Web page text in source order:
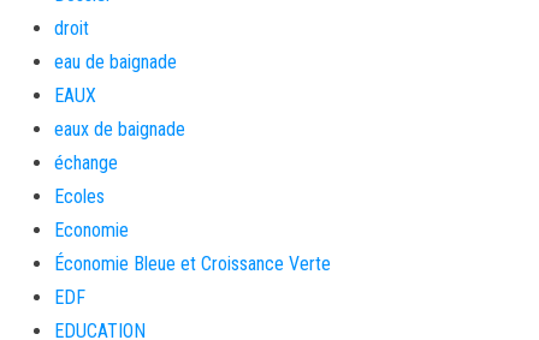
droit
eau de baignade
EAUX
eaux de baignade
échange
Ecoles
Economie
Économie Bleue et Croissance Verte
EDF
EDUCATION